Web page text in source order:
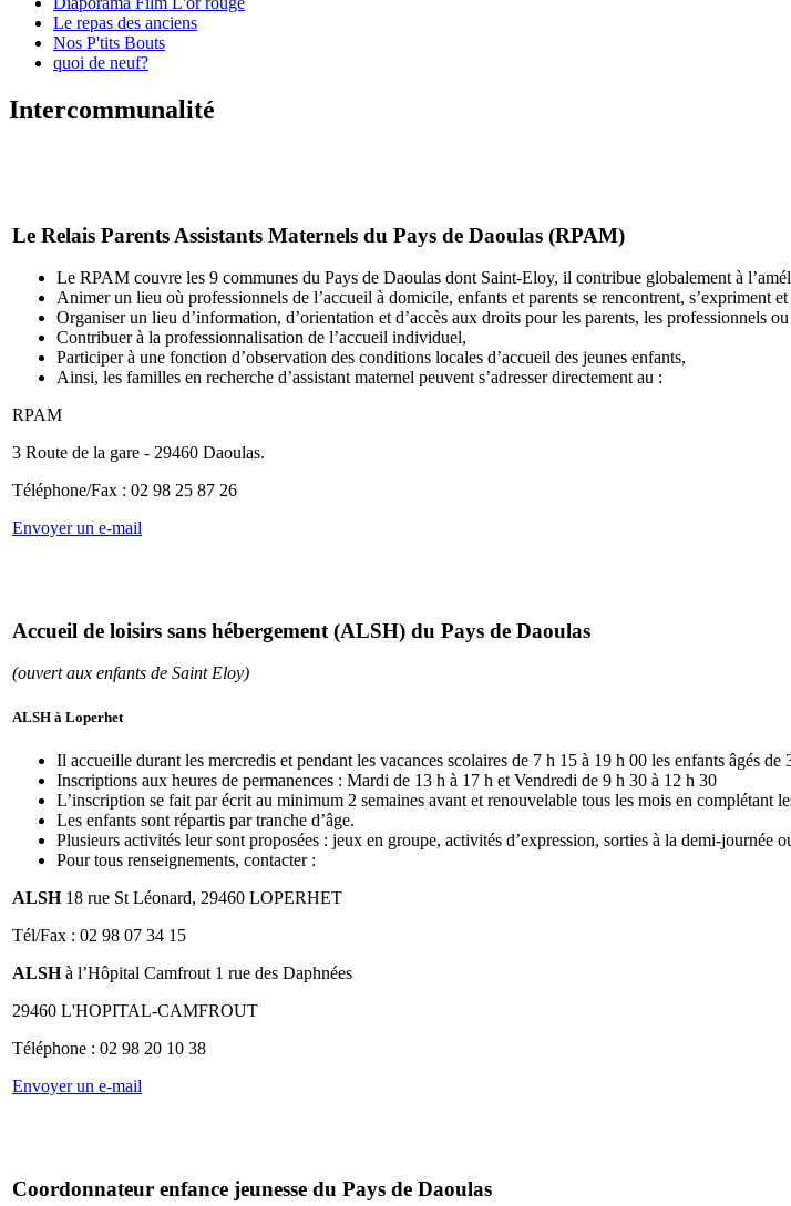
Le repas des anciens
Nos P'tits Bouts
quoi de neuf?
Intercommunalité
Le Relais Parents Assistants Maternels du Pays de Daoulas (RPAM)
Le RPAM couvre les 9 communes du Pays de Daoulas dont Saint-Eloy, il contribue globalement à
Animer un lieu où professionnels de l’accueil à domicile, enfants et parents se rencontrent, s’expriment
Organiser un lieu d’information, d’orientation et d’accès aux droits pour les parents, les professionnels
Contribuer à la professionnalisation de l’accueil individuel,
Participer à une fonction d’observation des conditions locales d’accueil des jeunes enfants,
Ainsi, les familles en recherche d’assistant maternel peuvent s’adresser directement au :
RPAM
3 Route de la gare - 29460 Daoulas.
Téléphone/Fax : 02 98 25 87 26
Envoyer un e-mail
Accueil de loisirs sans hébergement (ALSH) du Pays de Daoulas
(ouvert aux enfants de Saint Eloy)
ALSH à Loperhet
Il accueille durant les mercredis et pendant les vacances scolaires de 7 h 15 à 19 h 00 les enfants âgés de
Inscriptions aux heures de permanences : Mardi de 13 h à 17 h et Vendredi de 9 h 30 à 12 h 30
L’inscription se fait par écrit au minimum 2 semaines avant et renouvelable tous les mois en complétant
Les enfants sont répartis par tranche d’âge.
Plusieurs activités leur sont proposées : jeux en groupe, activités d’expression, sorties à la demi-journée
Pour tous renseignements, contacter :
ALSH18 rue St Léonard, 29460 LOPERHET
Tél/Fax : 02 98 07 34 15
ALSHà l’Hôpital Camfrout 1 rue des Daphnées
29460 L'HOPITAL-CAMFROUT
Téléphone : 02 98 20 10 38
Envoyer un e-mail
Coordonnateur enfance jeunesse du Pays de Daoulas